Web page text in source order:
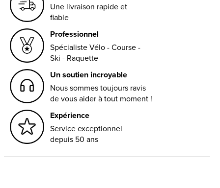
Une livraison rapide et
fiable
Professionnel
Spécialiste Vélo - Course -
Ski - Raquette
Un soutien incroyable
Nous sommes toujours ravis
de vous aider à tout moment !
Expérience
Service exceptionnel
depuis 50 ans